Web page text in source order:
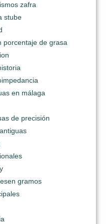
zafra
stube
porcentaje de grasa
en málaga
de precisión
gramos